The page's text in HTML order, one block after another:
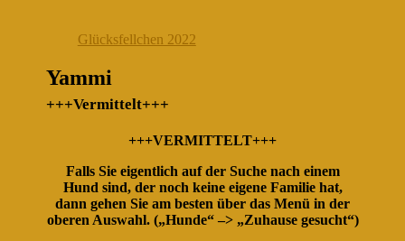
Glücksfellchen 2022
Yammi
+++Vermittelt+++
+++VERMITTELT+++
Falls Sie eigentlich auf der Suche nach einem
Hund sind, der noch keine eigene Familie hat,
dann gehen Sie am besten über das Menü in der
oberen Auswahl. („Hunde“ –> „Zuhause gesucht“)